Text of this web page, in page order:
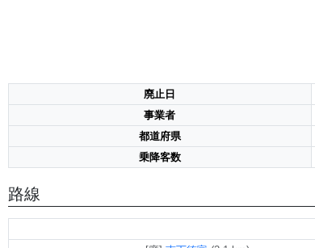
廃止日
事業者
都道府県
乗降客数
路線